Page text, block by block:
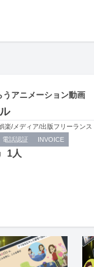
アニメーション動画
楽/メディア/出版フリーランス
電話認証 INVOICE
1人